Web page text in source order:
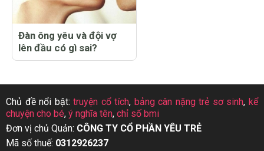
Đàn ông yêu và đội vợ
lên đầu có gì sai?
Chủ đề nổi bật:truyện cổ tích, bảng cân nặng trẻ sơ sinh,kể
chuyện cho bé, ý nghĩa tên, chỉ số bmi
Đơn vị chủ Quản: CÔNG TY CỔ PHẦN YÊU TRẺ
Mã số thuế: 0312926237